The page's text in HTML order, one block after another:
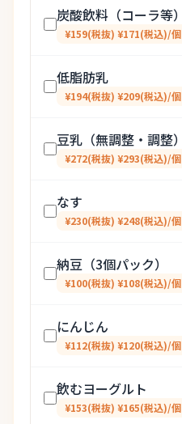
炭酸飲料（コーラ等）
¥159(税抜) ¥171(税込)/個
低脂肪乳
¥194(税抜) ¥209(税込)/個
豆乳（無調整・調整）
¥272(税抜) ¥293(税込)/個
なす
¥230(税抜) ¥248(税込)/個
納豆（3個パック）
¥100(税抜) ¥108(税込)/個
にんじん
¥112(税抜) ¥120(税込)/個
飲むヨーグルト
¥153(税抜) ¥165(税込)/個